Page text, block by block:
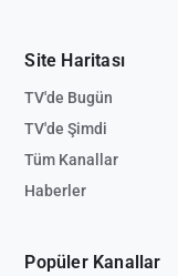
Site Haritası
TV'de Bugün
TV'de Şimdi
Tüm Kanallar
Haberler
Popüler Kanallar